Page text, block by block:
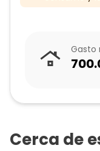
Gasto
Cerca de